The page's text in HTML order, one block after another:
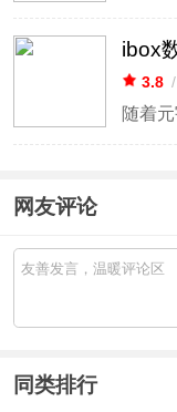
ibox
3.8 /
网友评论
同类排行